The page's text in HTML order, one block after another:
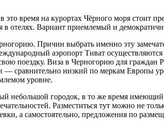
время на курортах Чёрного моря стоит
отелях. Вариант приемлемый и
Причин выбрать именно эту
аэропорт Тиват
поездку. Виза в Черногорию для граждан
сравнительно низкий по меркам Европы
уровне.
небольшой городок, в то же время
Разместиться тут можно не
а самостоятельно, предложения по